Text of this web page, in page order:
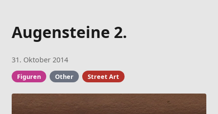
Augensteine 2.
31. Oktober 2014
Figuren Other Street Art